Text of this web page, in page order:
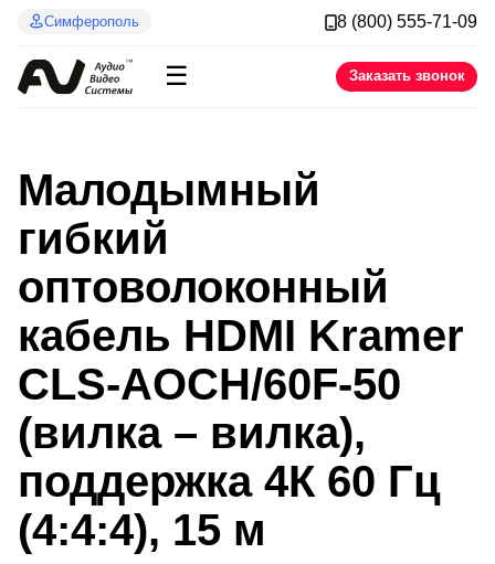
Симферополь 8 (800) 555-71-09
☰ Заказать звонок
Малодымный
гибкий
оптоволоконный
кабель HDMI Kramer
CLS-AOCH/60F-50
(вилка – вилка),
поддержка 4К 60 Гц
(4:4:4), 15 м